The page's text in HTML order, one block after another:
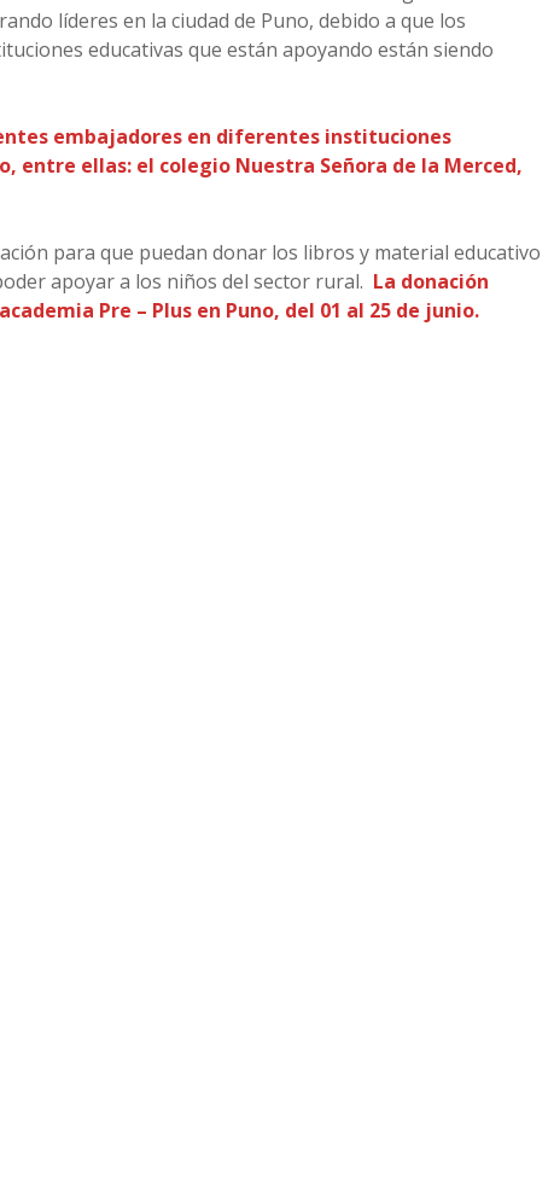
líderes en la ciudad de Puno, debido a que los
educativas que están apoyando están siendo
embajadores en diferentes instituciones
entre ellas: el colegio Nuestra Señora de la Merced,
para que puedan donar los libros y material educativo
apoyar a los niños del sector rural. La donación
Pre – Plus en Puno, del 01 al 25 de junio.